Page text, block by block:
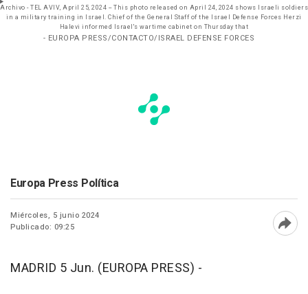
Archivo - TEL AVIV, April 25, 2024 -- This photo released on April 24, 2024 shows Israeli soldiers
in a military training in Israel. Chief of the General Staff of the Israel Defense Forces Herzi
Halevi informed Israel's wartime cabinet on Thursday that
- EUROPA PRESS/CONTACTO/ISRAEL DEFENSE FORCES
Europa Press Política
Miércoles, 5 junio 2024
Publicado: 09:25
MADRID 5 Jun. (EUROPA PRESS) -